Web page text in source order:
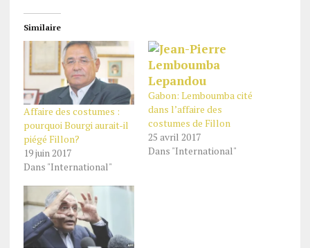
Similaire
Affaire des costumes :
pourquoi Bourgi aurait-il
piégé Fillon?
19 juin 2017
Dans "International"
Gabon: Lemboumba cité
dans l’affaire des
costumes de Fillon
25 avril 2017
Dans "International"